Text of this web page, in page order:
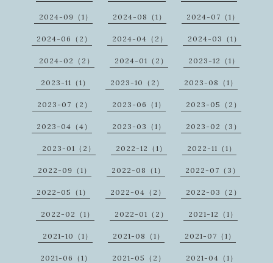
2024-09（1） 2024-08（1） 2024-07（1）
2024-06（2） 2024-04（2） 2024-03（1）
2024-02（2） 2024-01（2） 2023-12（1）
2023-11（1） 2023-10（2） 2023-08（1）
2023-07（2） 2023-06（1） 2023-05（2）
2023-04（4） 2023-03（1） 2023-02（3）
2023-01（2） 2022-12（1） 2022-11（1）
2022-09（1） 2022-08（1） 2022-07（3）
2022-05（1） 2022-04（2） 2022-03（2）
2022-02（1） 2022-01（2） 2021-12（1）
2021-10（1） 2021-08（1） 2021-07（1）
2021-06（1） 2021-05（2） 2021-04（1）